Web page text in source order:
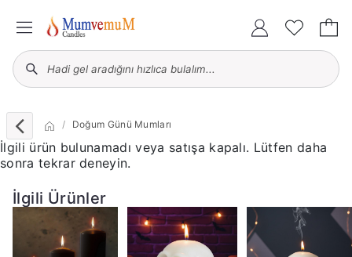
Doğum Günü Mumları
İlgili ürün bulunamadı veya satışa kapalı. Lütfen daha
sonra tekrar deneyin.
İlgili Ürünler